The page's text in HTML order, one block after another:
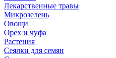
Лекарственные травы
Микрозелень
Овощи
Орех и чуфа
Растения
Сеялки для семян